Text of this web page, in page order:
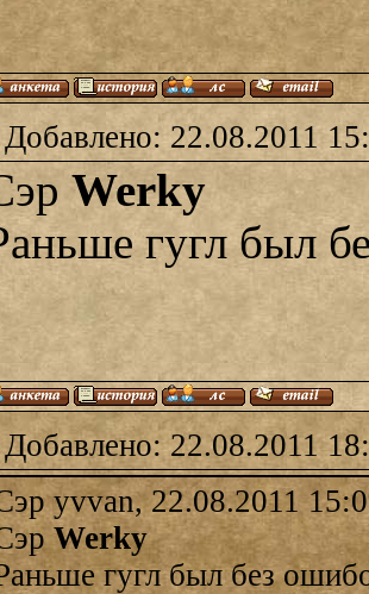
Добавлено: 22.08.2011
Werky
гугл был
Добавлено: 22.08.2011
yvvan, 22.08.2011
Werky
гугл был без